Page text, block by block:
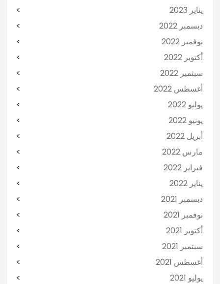
يناير 2023
ديسمبر 2022
نوفمبر 2022
أكتوبر 2022
سبتمبر 2022
أغسطس 2022
يوليو 2022
يونيو 2022
أبريل 2022
مارس 2022
فبراير 2022
يناير 2022
ديسمبر 2021
نوفمبر 2021
أكتوبر 2021
سبتمبر 2021
أغسطس 2021
يوليو 2021